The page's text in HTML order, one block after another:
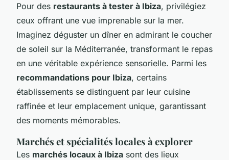
Pour des restaurants à tester à Ibiza, privilégiez
ceux offrant une vue imprenable sur la mer.
Imaginez déguster un dîner en admirant le coucher
de soleil sur la Méditerranée, transformant le repas
en une véritable expérience sensorielle. Parmi les
recommandations pour Ibiza, certains
établissements se distinguent par leur cuisine
raffinée et leur emplacement unique, garantissant
des moments mémorables.
Marchés et spécialités locales à explorer
Les marchés locaux à Ibiza sont des lieux